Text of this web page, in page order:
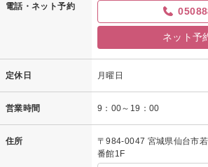
電話・ネット予約
ネット予
定休日 月曜日
営業時間 9：00～19：00
住所
〒984-0047 宮城県仙台市
番館1F